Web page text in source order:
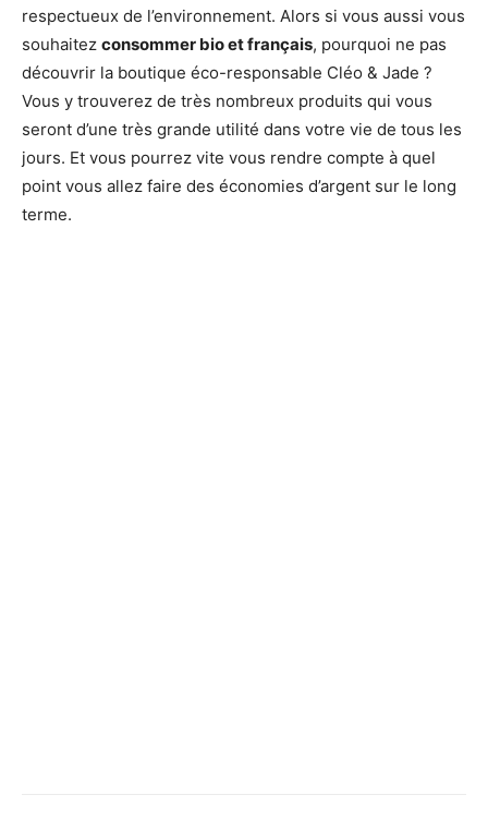
respectueux de l’environnement. Alors si vous aussi vous
souhaitez consommer bio et français, pourquoi ne pas
découvrir la boutique éco-responsable Cléo & Jade ?
Vous y trouverez de très nombreux produits qui vous
seront d’une très grande utilité dans votre vie de tous les
jours. Et vous pourrez vite vous rendre compte à quel
point vous allez faire des économies d’argent sur le long
terme.